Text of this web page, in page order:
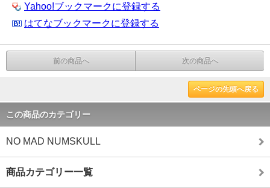
Yahoo!ブックマークに登録する
はてなブックマークに登録する
前の商品へ 次の商品へ
ページの先頭へ戻る
この商品のカテゴリー
NO MAD NUMSKULL
商品カテゴリー一覧